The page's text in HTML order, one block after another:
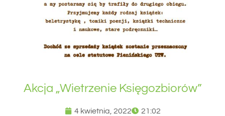
Akcja „Wietrzenie Księgozbiorów”
4 kwietnia, 2022 21:02